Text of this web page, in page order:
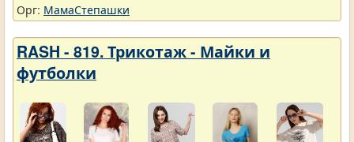
Орг: МамаСтепашки
RASH - 819. Трикотаж - Майки и
футболки